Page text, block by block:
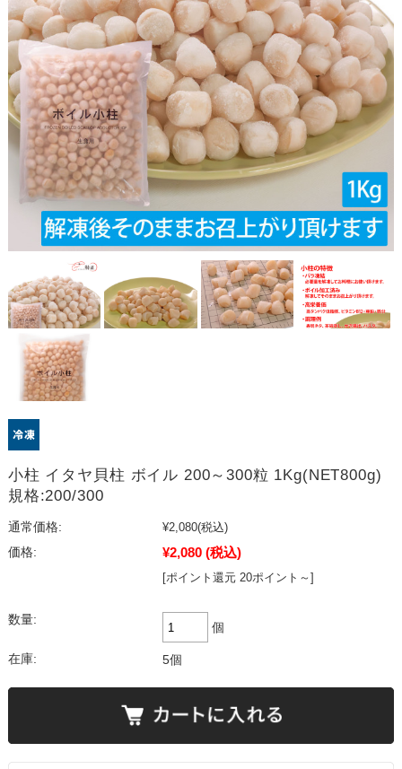
小柱 イタヤ貝柱 ボイル 200～300粒 1Kg(NET800g)
規格:200/300
通常価格: ¥2,080(税込)
価格:
¥2,080 (税込)
[ポイント還元 20ポイント～]
数量:
個
在庫: 5個